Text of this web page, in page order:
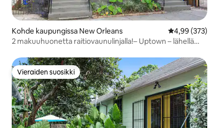
Kohde kaupungissa New Orleans
4,99 (373)
2 makuuhuonetta raitiovaunulinjalla!– Uptown – lähellä
Vieraiden suosikki
Vieraiden suosikki